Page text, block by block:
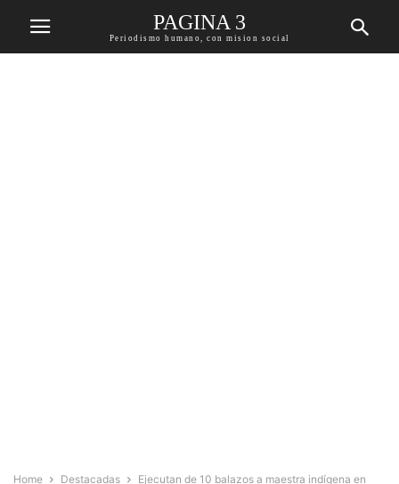
PAGINA 3
Periodismo humano, con mision social
Home Destacadas
Ejecutan de 10 balazos a maestra indígena en